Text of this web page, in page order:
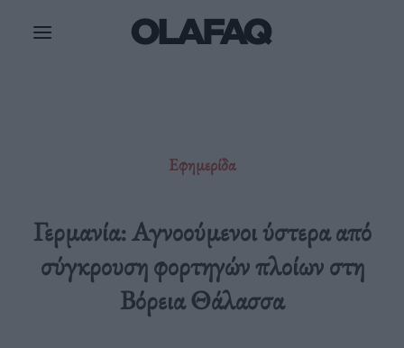
Εφημερίδα
Γερμανία: Αγνοούμενοι ύστερα από
σύγκρουση φορτηγών πλοίων στη
Βόρεια Θάλασσα